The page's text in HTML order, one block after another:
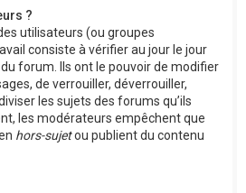
?
utilisateurs (ou groupes
consiste à vérifier au jour le jour
forum. Ils ont le pouvoir de modifier
de verrouiller, déverrouiller,
les sujets des forums qu’ils
les modérateurs empêchent que
hors-sujetou publient du contenu